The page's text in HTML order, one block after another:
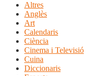
Altres
Anglès
Art
Calendaris
Ciència
Cinema i Televisió
Cuina
Diccionaris